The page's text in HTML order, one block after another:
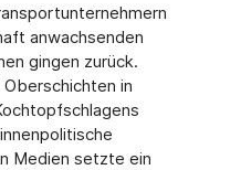
anwachsenden
gingen zurück.
in
Medien setzte ein